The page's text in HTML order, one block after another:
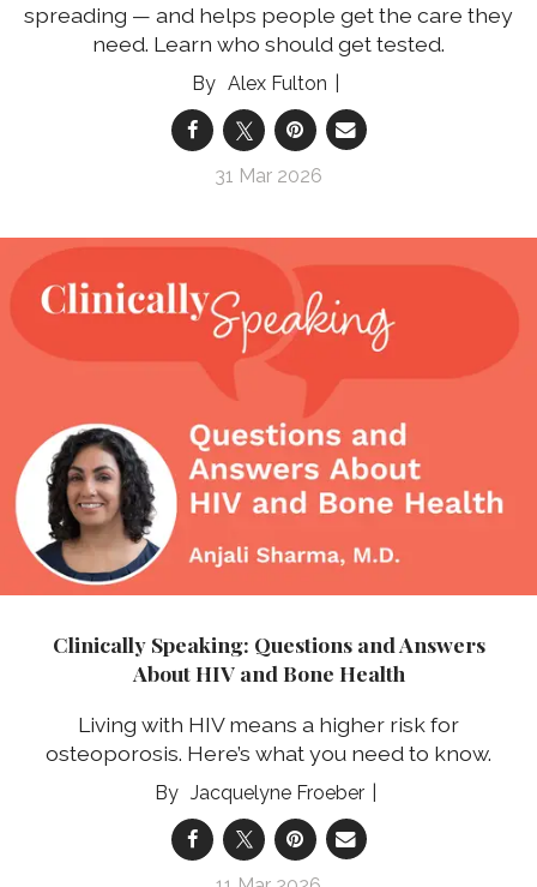
spreading — and helps people get the care they
need. Learn who should get tested.
Alex Fulton
31 Mar 2026
Clinically Speaking: Questions and Answers
About HIV and Bone Health
Living with HIV means a higher risk for
osteoporosis. Here’s what you need to know.
Jacquelyne Froeber